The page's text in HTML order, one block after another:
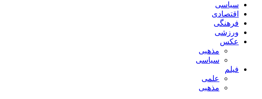
سیاسی
اقتصادی
فرهنگی
ورزشی
عکس
مذهبی
سیاسی
فیلم
علمی
مذهبی